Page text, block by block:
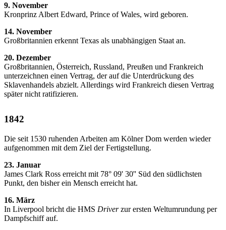
9. November
Kronprinz Albert Edward, Prince of Wales, wird geboren.
14. November
Großbritannien erkennt Texas als unabhängigen Staat an.
20. Dezember
Großbritannien, Österreich, Russland, Preußen und Frankreich
unterzeichnen einen Vertrag, der auf die Unterdrückung des
Sklavenhandels abzielt. Allerdings wird Frankreich diesen Vertrag
später nicht ratifizieren.
1842
Die seit 1530 ruhenden Arbeiten am Kölner Dom werden wieder
aufgenommen mit dem Ziel der Fertigstellung.
23. Januar
James Clark Ross erreicht mit 78° 09' 30'' Süd den südlichsten
Punkt, den bisher ein Mensch erreicht hat.
16. März
In Liverpool bricht die HMS Driverzur ersten Weltumrundung per
Dampfschiff auf.